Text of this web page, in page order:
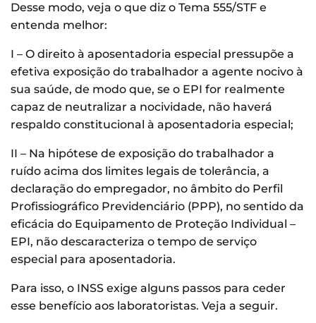
Desse modo, veja o que diz o Tema 555/STF e
entenda melhor:
I – O direito à aposentadoria especial pressupõe a
efetiva exposição do trabalhador a agente nocivo à
sua saúde, de modo que, se o EPI for realmente
capaz de neutralizar a nocividade, não haverá
respaldo constitucional à aposentadoria especial;
II – Na hipótese de exposição do trabalhador a
ruído acima dos limites legais de tolerância, a
declaração do empregador, no âmbito do Perfil
Profissiográfico Previdenciário (PPP), no sentido da
eficácia do Equipamento de Proteção Individual –
EPI, não descaracteriza o tempo de serviço
especial para aposentadoria.
Para isso, o INSS exige alguns passos para ceder
esse benefício aos laboratoristas. Veja a seguir.